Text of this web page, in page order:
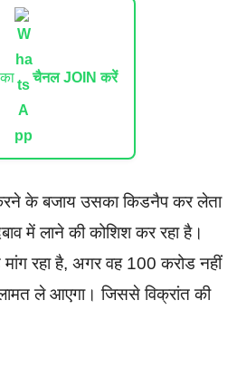
चैनल JOIN करें
के बजाय उसका किडनैप कर लेता
में लाने की कोशिश कर रहा है।
रहा है, अगर वह 100 करोड नहीं
ले आएगा। जिससे विक्रांत की